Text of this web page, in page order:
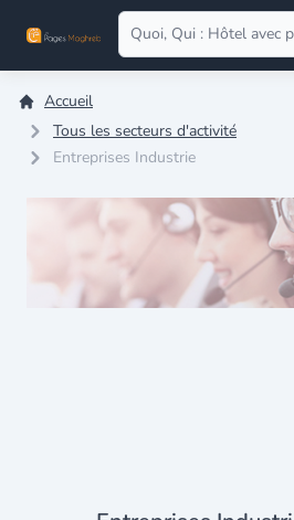
Accueil
Tous les secteurs d'activité
Entreprises Industrie